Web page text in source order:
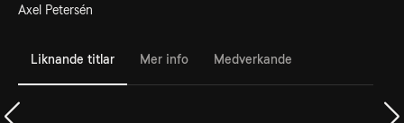
Axel Petersén
Liknande titlar Mer info Medverkande